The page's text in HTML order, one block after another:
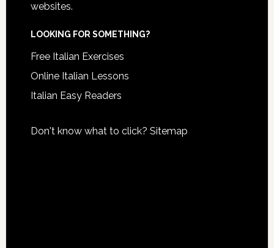
websites.
LOOKING FOR SOMETHING?
Free Italian Exercises
Online Italian Lessons
Italian Easy Readers
Don't know what to click? Sitemap